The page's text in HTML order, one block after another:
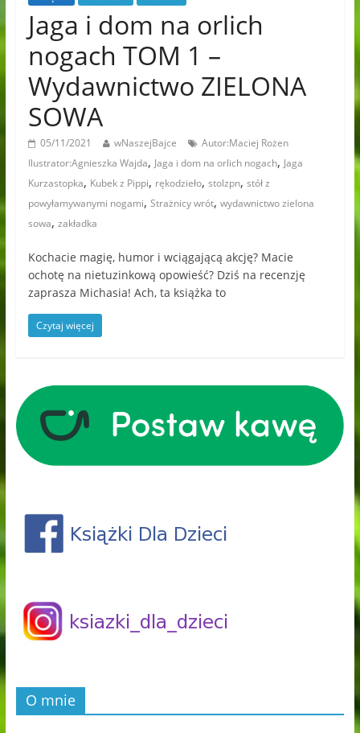
Jaga i dom na orlich
nogach TOM 1 –
Wydawnictwo ZIELONA
SOWA
05/11/2021 wNaszejBajce
Autor:Maciej Rożen
Ilustrator:Agnieszka Wajda, Jaga i dom na orlich nogach, Jaga
Kurzastopka, Kubek z Pippi, rękodzieło, stolzpn, stół z
powyłamywanymi nogami, Strażnicy wrót, wydawnictwo zielona
sowa, zakładka
Kochacie magię, humor i wciągającą akcję? Macie
ochotę na nietuzinkową opowieść? Dziś na recenzję
zaprasza Michasia! Ach, ta książka to
Czytaj więcej
O mnie